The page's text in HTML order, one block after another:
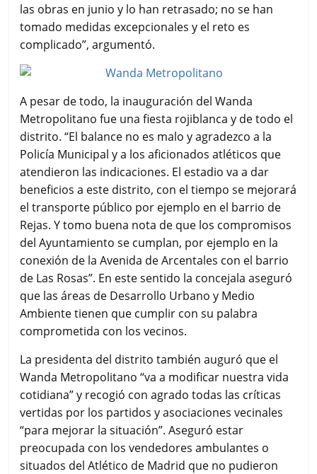
las obras en junio y lo han retrasado; no se han
tomado medidas excepcionales y el reto es
complicado”, argumentó.
A pesar de todo, la inauguración del Wanda
Metropolitano fue una fiesta rojiblanca y de todo el
distrito. “El balance no es malo y agradezco a la
Policía Municipal y a los aficionados atléticos que
atendieron las indicaciones. El estadio va a dar
beneficios a este distrito, con el tiempo se mejorará
el transporte público por ejemplo en el barrio de
Rejas. Y tomo buena nota de que los compromisos
del Ayuntamiento se cumplan, por ejemplo en la
conexión de la Avenida de Arcentales con el barrio
de Las Rosas”. En este sentido la concejala aseguró
que las áreas de Desarrollo Urbano y Medio
Ambiente tienen que cumplir con su palabra
comprometida con los vecinos.
La presidenta del distrito también auguró que el
Wanda Metropolitano “va a modificar nuestra vida
cotidiana” y recogió con agrado todas las críticas
vertidas por los partidos y asociaciones vecinales
“para mejorar la situación”. Aseguró estar
preocupada con los vendedores ambulantes o
situados del Atlético de Madrid que no pudieron